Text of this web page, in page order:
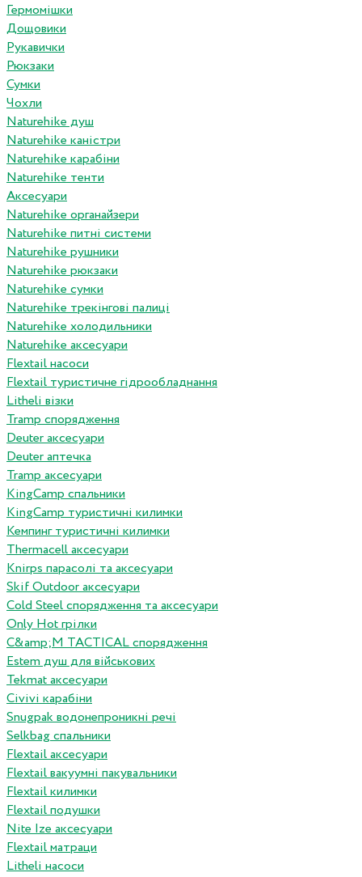
Гермомішки
Дощовики
Рукавички
Рюкзаки
Сумки
Чохли
Naturehike душ
Naturehike каністри
Naturehike карабіни
Naturehike тенти
Аксесуари
Naturehike органайзери
Naturehike питні системи
Naturehike рушники
Naturehike рюкзаки
Naturehike сумки
Naturehike трекінгові палиці
Naturehike холодильники
Naturehike аксесуари
Flextail насоси
Flextail туристичне гідрообладнання
Litheli візки
Tramp спорядження
Deuter аксесуари
Deuter аптечка
Tramp аксесуари
KingCamp спальники
KingCamp туристичні килимки
Кемпинг туристичні килимки
Thermacell аксесуари
Knirps парасолі та аксесуари
Skif Outdoor аксесуари
Cold Steel спорядження та аксесуари
Only Hot грілки
C&amp;M TACTICAL спорядження
Estem душ для військових
Tekmat аксесуари
Сivivi карабіни
Snugpak водонепроникні речі
Selkbag спальники
Flextail аксесуари
Flextail вакуумні пакувальники
Flextail килимки
Flextail подушки
Nite Ize аксесуари
Flextail матраци
Litheli насоси